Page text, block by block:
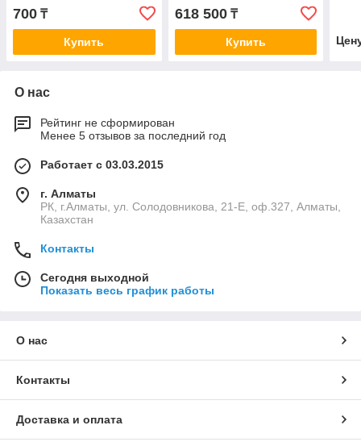
700 ₸
Купить
618 500₸
Купить
О нас
Рейтинг не сформирован
Менее 5 отзывов за последний год
Работает с 03.03.2015
г. Алматы
РК, г.Алматы, ул. Солодовникова, 21-Е, оф.327, Алматы,
Казахстан
Контакты
Сегодня выходной
Показать весь график работы
О нас
Контакты
Доставка и оплата